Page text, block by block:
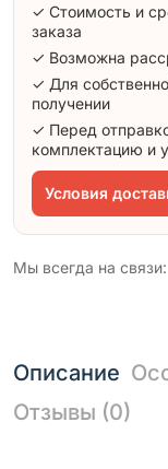
✓ Стоимость и
заказа
✓ Возможна
✓ Для
получении
✓ Перед
комплектацию и
Условия
Мы всегда на связи:
Описание
Отзывы (0)